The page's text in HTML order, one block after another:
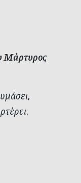
Μάρτυρος